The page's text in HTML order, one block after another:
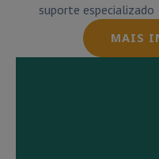
suporte especializado
MAIS